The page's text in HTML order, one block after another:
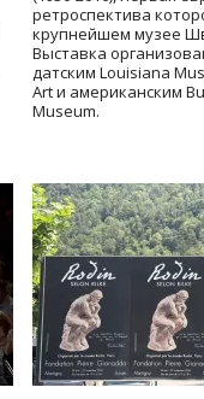
ретроспектива
крупнейшем музее
Выставка
датским Louisiana
Art и американским
Museum.